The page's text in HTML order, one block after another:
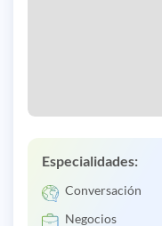
Especialidades:
Conversación
Negocios